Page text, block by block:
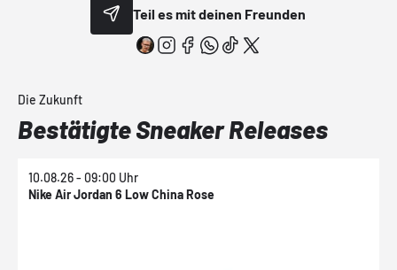
Teil es mit deinen Freunden
Die Zukunft
Bestätigte Sneaker Releases
10.08.26 - 09:00 Uhr
Nike Air Jordan 6 Low China Rose